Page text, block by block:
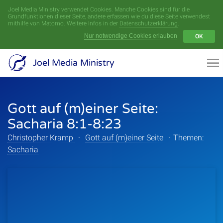
Joel Media Ministry verwendet Cookies. Manche Cookies sind für die
Grundfunktionen dieser Seite, andere erfassen wie du diese Seite verwendest
mithilfe von Matomo. Weitere Infos in der Datenschutzerklärung.
Nur notwendige Cookies erlauben
OK
Joel Media Ministry
Gott auf (m)einer Seite:
Sacharia 8:1-8:23
Christopher Kramp · Gott auf (m)einer Seite · Themen:
Sacharia
Menü
Videoarchiv
Serien